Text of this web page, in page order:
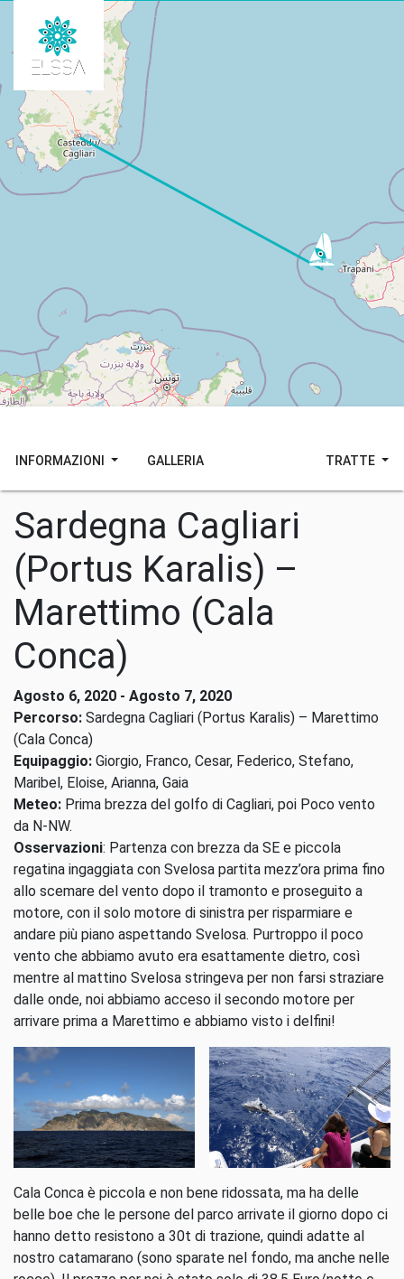
INFORMAZIONI GALLERIA TRATTE
Sardegna Cagliari
(Portus Karalis) –
Marettimo (Cala
Conca)
Agosto 6, 2020 - Agosto 7, 2020
Percorso: Sardegna Cagliari (Portus Karalis) – Marettimo
(Cala Conca)
Equipaggio: Giorgio, Franco, Cesar, Federico, Stefano,
Maribel, Eloise, Arianna, Gaia
Meteo: Prima brezza del golfo di Cagliari, poi Poco vento
da N-NW.
Osservazioni: Partenza con brezza da SE e piccola
regatina ingaggiata con Svelosa partita mezz’ora prima fino
allo scemare del vento dopo il tramonto e proseguito a
motore, con il solo motore di sinistra per risparmiare e
andare più piano aspettando Svelosa. Purtroppo il poco
vento che abbiamo avuto era esattamente dietro, così
mentre al mattino Svelosa stringeva per non farsi straziare
dalle onde, noi abbiamo acceso il secondo motore per
arrivare prima a Marettimo e abbiamo visto i delfini!
Cala Conca è piccola e non bene ridossata, ma ha delle
belle boe che le persone del parco arrivate il giorno dopo ci
hanno detto resistono a 30t di trazione, quindi adatte al
nostro catamarano (sono sparate nel fondo, ma anche nelle